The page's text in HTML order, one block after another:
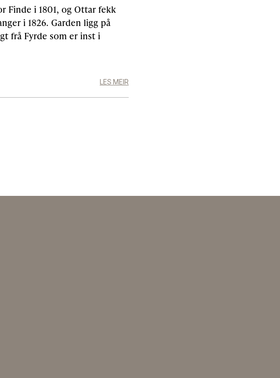
Finde i 1801, og Ottar fekk
i 1826. Garden ligg på
frå Fyrde som er inst i
LES MEIR